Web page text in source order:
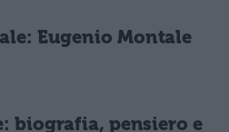
Eugenio Montale
biografia, pensiero e